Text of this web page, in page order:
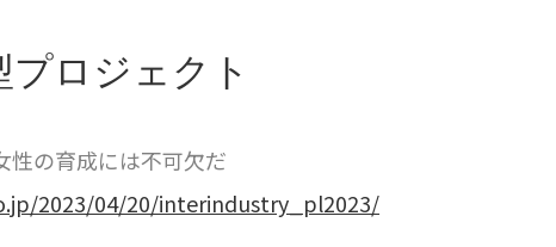
プロジェクト
性の育成には不可欠だ
2023/04/20/interindustry_pl2023/